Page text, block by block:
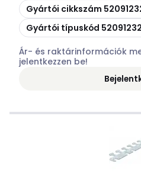
Másolás
Gyártói cikkszám
Másolás
Gyártói típuskód 52091232
Ár- és raktárinformációk
jelentkezzen be!